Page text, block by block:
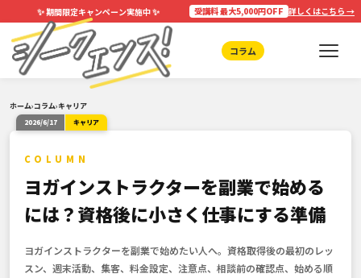
✨期間限定キャンペーン実施中✨ 受講料 最大5,000円OFF 詳しくはこちら →
コラム
ホーム›コラム›キャリア
2026/6/17 キャリア
COLUMN
ヨガインストラクターを副業で始める
には？資格後に小さく仕事にする準備
ヨガインストラクターを副業で始めたい人へ。資格取得後の最初のレッ
スン、週末活動、集客、料金設定、注意点、相談前の確認点、始める順